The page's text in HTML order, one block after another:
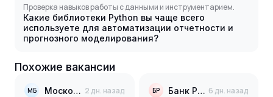
Проверка навыков работы с данными и инструментарием.
Какие библиотеки Python вы чаще всего
используете для автоматизации отчетности и
прогнозного моделирования?
Похожие вакансии
МБ Московская биржа 2 дн. назад БР Банк Русский Стандарт 6 дн. назад